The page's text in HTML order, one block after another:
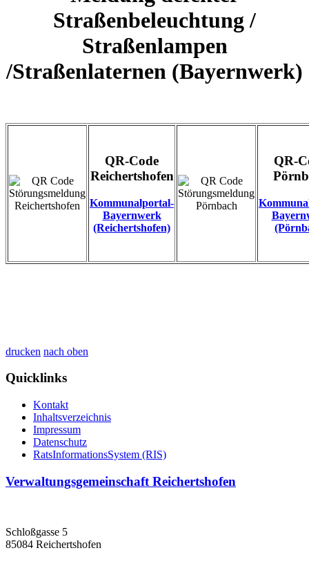
Straßenbeleuchtung /
Straßenlampen
/Straßenlaternen (Bayernwerk)
QR-Code
Reichertshofen
Kommunalportal-
Bayernwerk
(Reichertshofen)
QR-
drucken nach oben
Quicklinks
Kontakt
Inhaltsverzeichnis
Impressum
Datenschutz
RatsInformationsSystem (RIS)
Verwaltungsgemeinschaft Reichertshofen
Schloßgasse 5
85084 Reichertshofen